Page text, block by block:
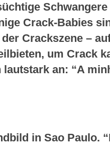
Crack-Babies
Crackszene –
um Crack
an: “A
in Sao Paulo.